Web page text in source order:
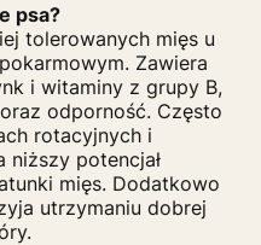
psa?
tolerowanych mięs u
Zawiera
i witaminy z grupy B,
odporność. Często
rotacyjnych i
niższy potencjał
mięs. Dodatkowo
utrzymaniu dobrej